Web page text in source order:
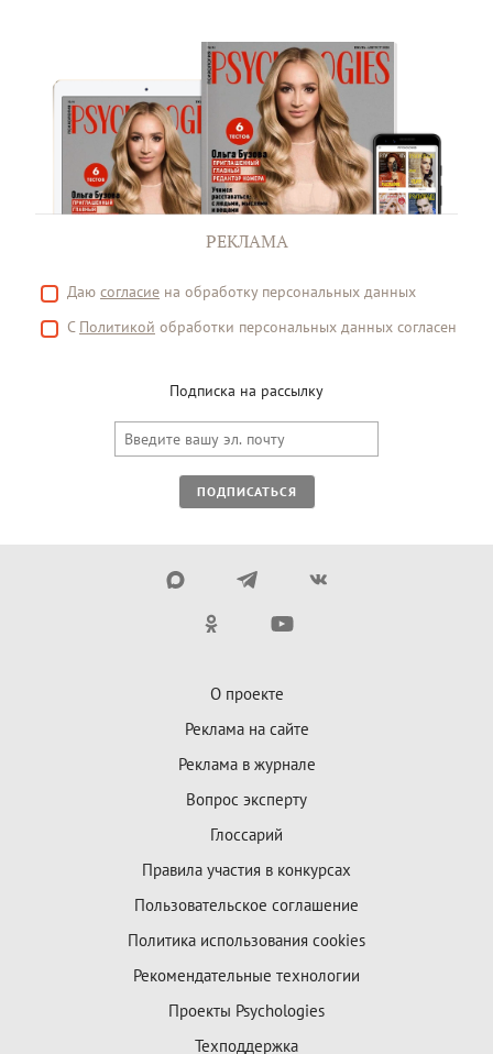
РЕКЛАМА
Даю согласие на обработку персональных данных
С Политикой обработки персональных данных согласен
Подписка на рассылку
ПОДПИСАТЬСЯ
О проекте
Реклама на сайте
Реклама в журнале
Вопрос эксперту
Глоссарий
Правила участия в конкурсах
Пользовательское соглашение
Политика использования cookies
Рекомендательные технологии
Проекты Psychologies
Техподдержка